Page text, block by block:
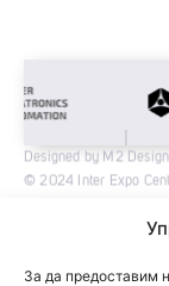
За да предоставим
Designed by M2
© 2024 Inter Expo